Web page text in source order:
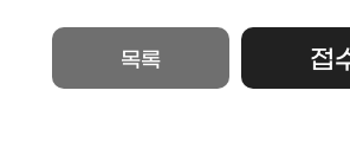
목록 접